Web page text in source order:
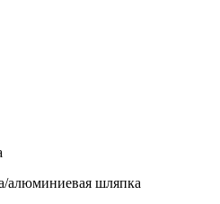
алюминиевая шляпка